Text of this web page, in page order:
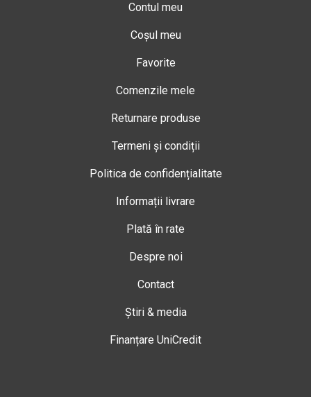
Contul meu
Coșul meu
Favorite
Comenzile mele
Returnare produse
Termeni și condiții
Politica de confidențialitate
Informații livrare
Plată în rate
Despre noi
Contact
Știri & media
Finanțare UniCredit